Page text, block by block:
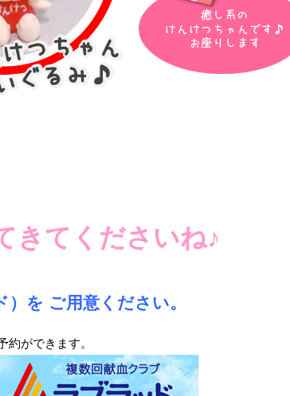
きてくださいね♪
を ご用意ください。
約ができます。